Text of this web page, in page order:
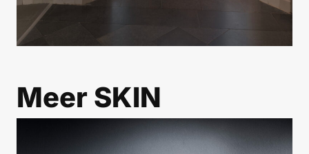
Meer SKIN